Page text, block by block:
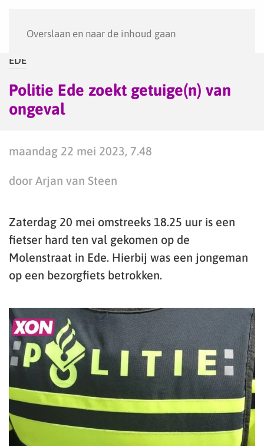
Overslaan en naar de inhoud gaan
EDE
Politie Ede zoekt getuige(n) van
ongeval
maandag 22 mei 2023, 7.48
door Arjan van Steen
Zaterdag 20 mei omstreeks 18.25 uur is een
fietser hard ten val gekomen op de
Molenstraat in Ede. Hierbij was een jongeman
op een bezorgfiets betrokken.